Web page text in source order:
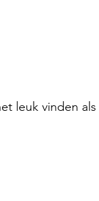
leuk vinden